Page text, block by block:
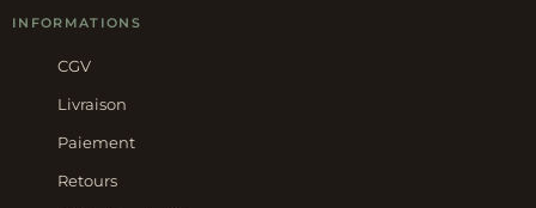
INFORMATIONS
CGV
Livraison
Paiement
Retours